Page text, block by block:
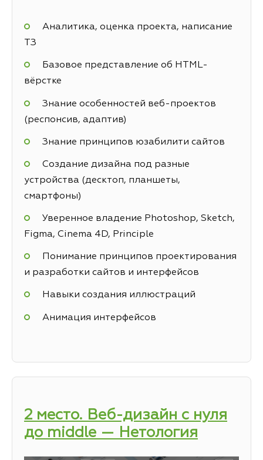
Аналитика, оценка проекта, написание
ТЗ
Базовое представление об HTML-
вёрстке
Знание особенностей веб-проектов
(респонсив, адаптив)
Знание принципов юзабилити сайтов
Создание дизайна под разные
устройства (десктоп, планшеты,
смартфоны)
Уверенное владение Photoshop, Sketch,
Figma, Cinema 4D, Principle
Понимание принципов проектирования
и разработки сайтов и интерфейсов
Навыки создания иллюстраций
Анимация интерфейсов
2 место. Веб-дизайн с нуля
до middle — Нетология